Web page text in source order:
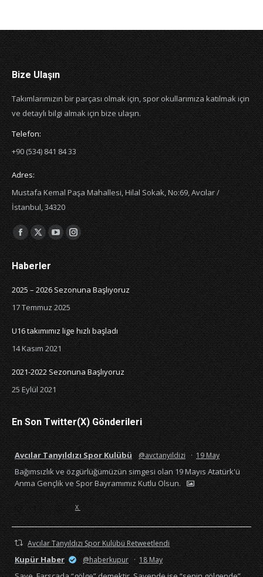
Bize Ulaşın
Takımlarımızın bir parçası olmak için, spor okullarımıza katılmak için
ve detaylı bilgi almak için bize ulaşın.
Telefon:
+90 (534) 841 84 33
Adres:
Mustafa Kemal Paşa Mahallesi, Hilal Sokak, No:69, Avcılar /
İstanbul, 34320
Bizi şurada bulabilirsiniz:
Facebook
page
opens
in
new
window
X
page
opens
in
new
window
YouTube
page
opens
in
new
window
Instagram
page
opens
in
new
window
Haberler
2025 – 2026 Sezonuna Başlıyoruz
17 Temmuz 2025
U16 takımımız lige hızlı başladı
14 Kasım 2021
2021-2022 Sezonuna Başlıyoruz
25 Eylül 2021
En Son Twitter(X) Gönderileri
Avcılar Tanyıldızı Spor Kulübü @avctanyildizi · 19 May
Bağımsızlık ve özgürlüğümüzün simgesi olan 19 Mayıs Atatürk'ü
Anma Gençlik ve Spor Bayramımız Kutlu Olsun.
X
Avcılar Tanyıldızı Spor Kulübü Retweetlendi
Kupür Haber @haberkupur · 18 May